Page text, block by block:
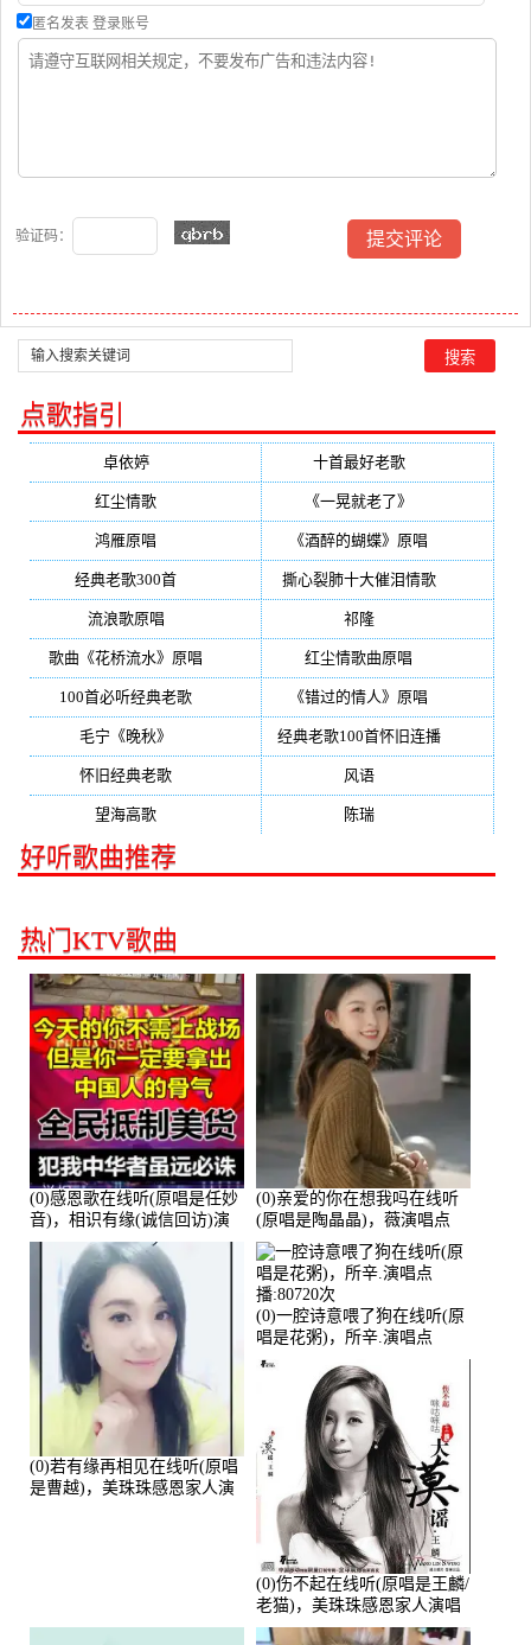
匿名发表 登录账号
验证码：
点歌指引
卓依婷(350) 十首最好老歌(300)
红尘情歌 《一晃就老了》
鸿雁原唱 《酒醉的蝴蝶》原唱
经典老歌300首 撕心裂肺十大催泪情歌(195)
流浪歌原唱 祁隆(188)
歌曲《花桥流水》原唱 红尘情歌曲原唱
100首必听经典老歌 《错过的情人》原唱
毛宁《晚秋》 经典老歌100首怀旧连播(134)
怀旧经典老歌 风语(132)
望海高歌 陈瑞(128)
好听歌曲推荐
热门KTV歌曲
(0)感恩歌在线听(原唱是任妙
音)，相识有缘(诚信回访)演
唱点播:161288次
(0)亲爱的你在想我吗在线听
(原唱是陶晶晶)，薇演唱点
播:159722次
(0)若有缘再相见在线听(原唱
是曹越)，美珠珠感恩家人演
(0)一腔诗意喂了狗在线听(原
唱是花粥)，所辛.演唱点
播:80720次
(0)伤不起在线听(原唱是王麟/
老猫)，美珠珠感恩家人演唱
点播:80218次